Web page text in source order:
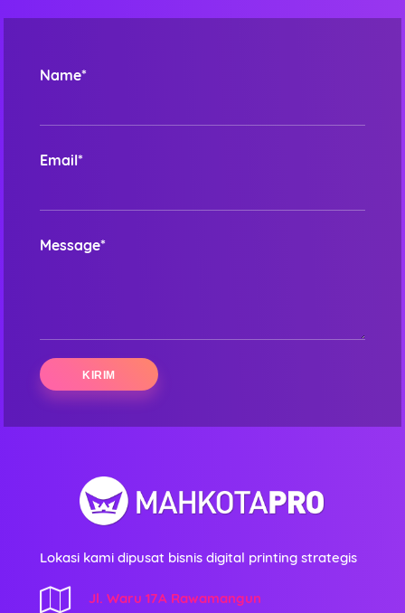
Name*
Email*
Message*
Lokasi kami dipusat bisnis digital printing strategis
Jl. Waru 17A Rawamangun